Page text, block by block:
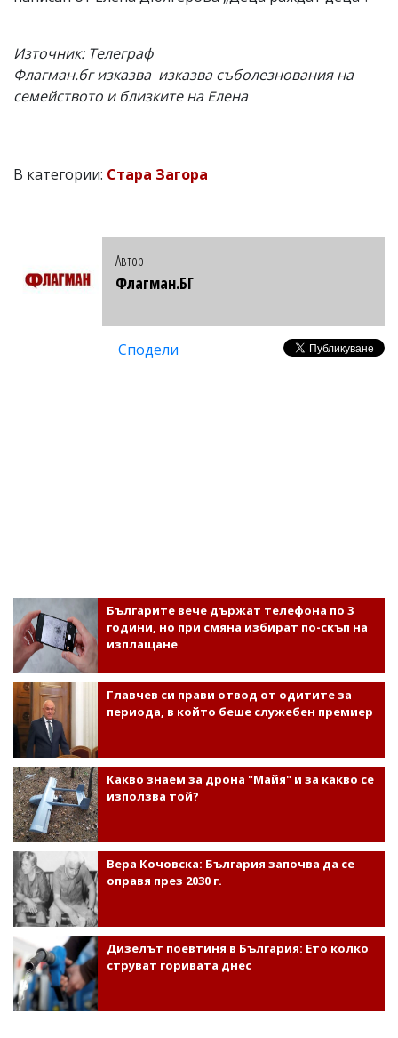
Източник: Телеграф
Флагман.бг изказва изказва съболезнования на
семейството и близките на Елена
В категории: Стара Загора
Автор
Флагман.БГ
Сподели
Българите вече държат телефона по 3
години, но при смяна избират по-скъп на
изплащане
Главчев си прави отвод от одитите за
периода, в който беше служебен премиер
Какво знаем за дрона "Майя" и за какво се
използва той?
Вера Кочовска: България започва да се
оправя през 2030 г.
Дизелът поевтиня в България: Ето колко
струват горивата днес